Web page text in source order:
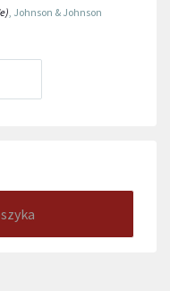
, Johnson & Johnson